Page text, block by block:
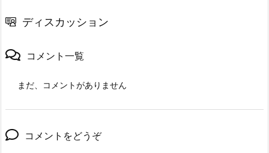
ディスカッション
コメント一覧
まだ、コメントがありません
コメントをどうぞ